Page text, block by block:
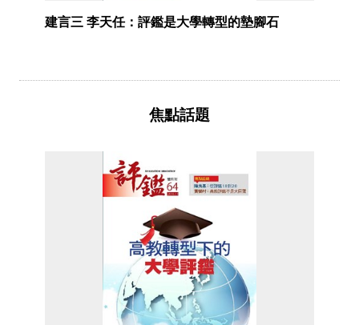
建言三 李天任：評鑑是大學轉型的墊腳石
焦點話題